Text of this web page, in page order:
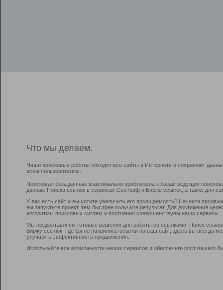
Что мы делаем.
Наши поисковые роботы обходят все сайты в Интернете и сохраняют
всем пользователям.
Поисковая база данных максимально приближена к базам ведущих
данные Поиска ссылок в сервисах СеоТраф и Бирже ссылок, а также для
У вас есть сайт и вы хотите увеличить его посещаемость? Начните
вы запустите проект, тем быстрее получите результат. Для достижения
алгоритмы поисковых систем и постоянно совершенствуем наши сервисы.
Мы предоставляем готовые решения для работы со ссылками: Поиск
Биржу ссылок. Где бы не появились ссылки на ваш сайт, здесь вы всегда
улучшить эффективность продвижения.
Используйте все возможности наших сервисов и обеспечьте рост вашего